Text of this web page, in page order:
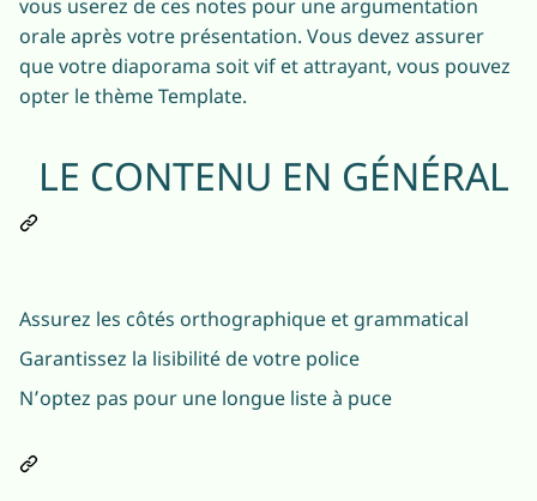
vous userez de ces notes pour une argumentation
orale après votre présentation. Vous devez assurer
que votre diaporama soit vif et attrayant, vous pouvez
opter le thème Template.
LE CONTENU EN GÉNÉRAL
Assurez les côtés orthographique et grammatical
Garantissez la lisibilité de votre police
N’optez pas pour une longue liste à puce